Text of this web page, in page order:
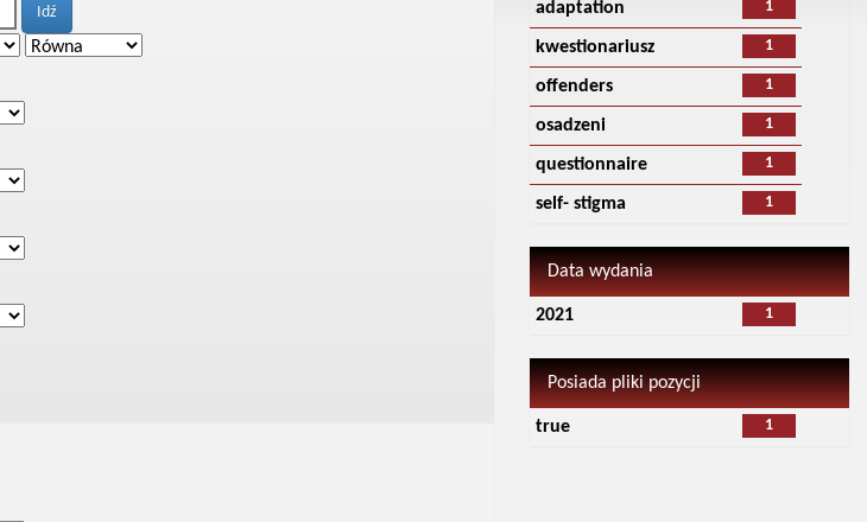
1
adaptation
1
kwestionariusz
1
offenders
1
osadzeni
1
questionnaire
1
self- stigma
Data wydania
1
2021
Posiada pliki pozycji
1
true